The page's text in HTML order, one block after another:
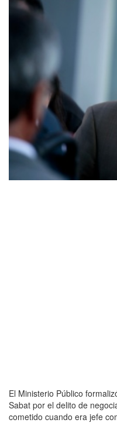
El Ministerio Público
Sabat por el delito de
cometido cuando era jefe